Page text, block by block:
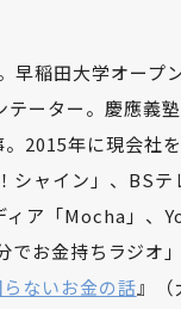
稲田大学オープ
ーター。慶應義塾
2015年に現会社
シャイン」、BS
ィア「Mocha」、
お金持ちラジオ
ないお金の話』